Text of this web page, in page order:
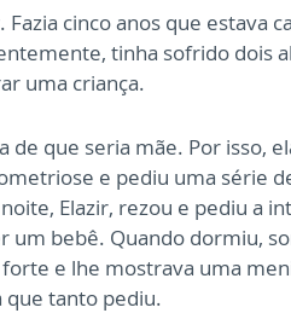
cinco anos que estava
tinha sofrido dois
uma criança.
de que seria mãe. Por isso,
e pediu uma série
Elazir, rezou e pediu a
um bebê. Quando dormiu,
e lhe mostrava uma
que tanto pediu.